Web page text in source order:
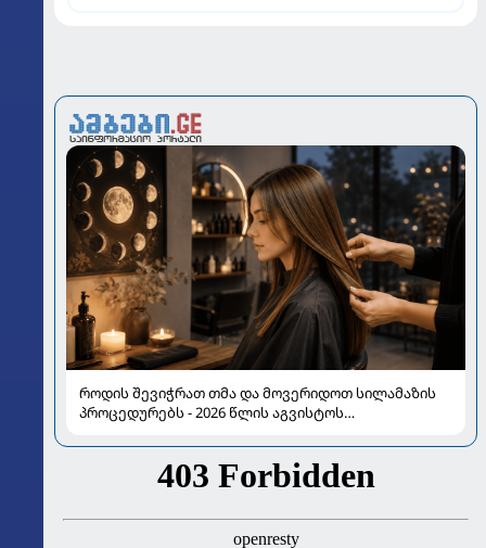
როდის შევიჭრათ თმა და მოვერიდოთ სილამაზის
პროცედურებს - 2026 წლის აგვისტოს